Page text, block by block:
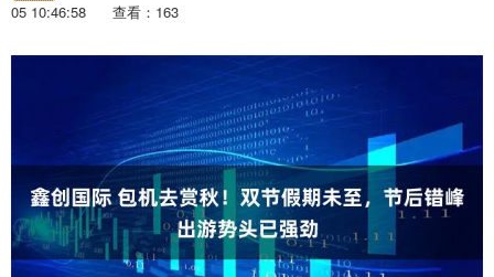
05 10:46:58
查看：163